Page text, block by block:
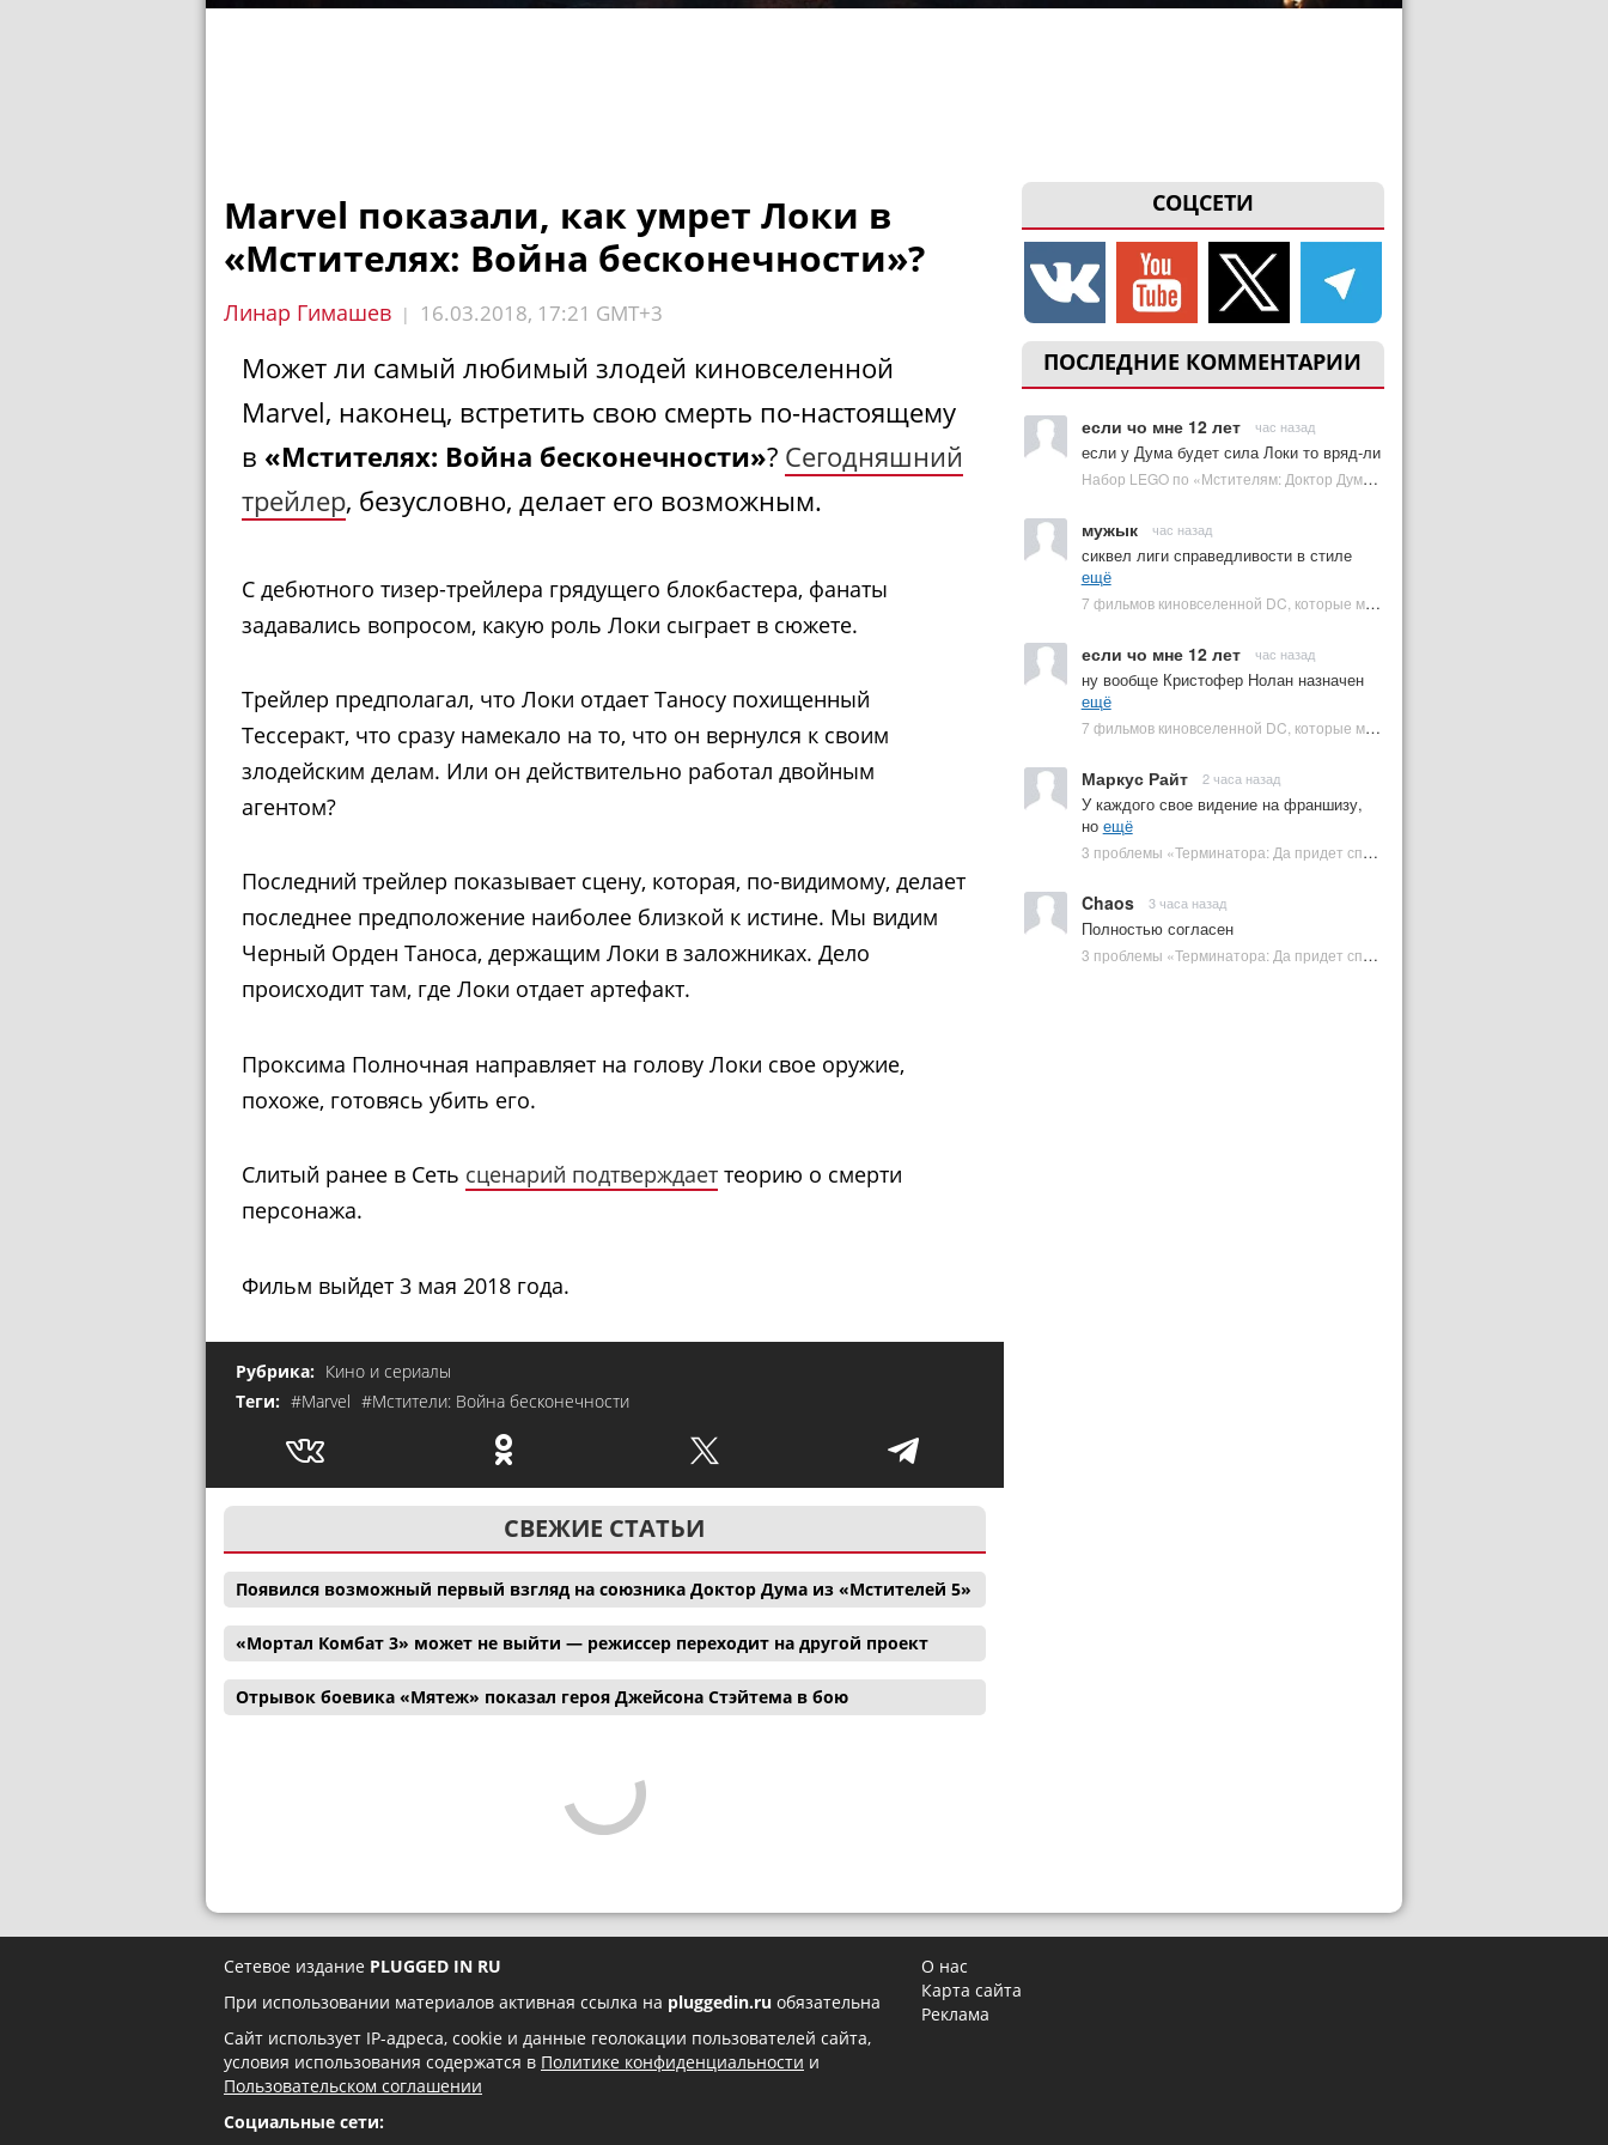
СОЦСЕТИ
ПОСЛЕДНИЕ КОММЕНТАРИИ
если чо мне 12 лет час назад
если у Дума будет сила Локи то вряд-ли
Набор LEGO по «Мстителям: Доктор Дум» раскрыл костюм Часового | Plugged In Ru
мужык час назад
сиквел лиги справедливости в стиле
ещё
7 фильмов киновселенной DC, которые может снять Зак Снайдер | Plugged In Ru
если чо мне 12 лет час назад
ну вообще Кристофер Нолан назначен
ещё
7 фильмов киновселенной DC, которые может снять Зак Снайдер | Plugged In Ru
Маркус Райт 2 часа назад
У каждого свое видение на франшизу,
но ещё
3 проблемы «Терминатора: Да придет спаситель», которые испортили фильм | Plugged In Ru
Chaos 3 часа назад
Полностью согласен
3 проблемы «Терминатора: Да придет спаситель», которые испортили фильм | Plugged In Ru
Marvel показали, как умрет Локи в
«Мстителях: Война бесконечности»?
Линар Гимашев | 16.03.2018, 17:21 GMT+3
Может ли самый любимый злодей киновселенной
Marvel, наконец, встретить свою смерть по-настоящему
в «Мстителях: Война бесконечности»? Сегодняшний
трейлер, безусловно, делает его возможным.
С дебютного тизер-трейлера грядущего блокбастера, фанаты
задавались вопросом, какую роль Локи сыграет в сюжете.
Трейлер предполагал, что Локи отдает Таносу похищенный
Тессеракт, что сразу намекало на то, что он вернулся к своим
злодейским делам. Или он действительно работал двойным
агентом?
Последний трейлер показывает сцену, которая, по-видимому, делает
последнее предположение наиболее близкой к истине. Мы видим
Черный Орден Таноса, держащим Локи в заложниках. Дело
происходит там, где Локи отдает артефакт.
Проксима Полночная направляет на голову Локи свое оружие,
похоже, готовясь убить его.
Слитый ранее в Сеть сценарий подтверждает теорию о смерти
персонажа.
Фильм выйдет 3 мая 2018 года.
Рубрика: Кино и сериалы
Теги: #Marvel #Мстители: Война бесконечности
СВЕЖИЕ СТАТЬИ
Появился возможный первый взгляд на союзника Доктор Дума из «Мстителей 5»
«Мортал Комбат 3» может не выйти — режиссер переходит на другой проект
Отрывок боевика «Мятеж» показал героя Джейсона Стэйтема в бою
Сетевое издание PLUGGED IN RU
При использовании материалов активная ссылка на pluggedin.ru обязательна
Сайт использует IP-адреса, cookie и данные геолокации пользователей сайта,
условия использования содержатся в Политике конфиденциальности и
Пользовательском соглашении
Социальные сети:
О нас
Карта сайта
Реклама